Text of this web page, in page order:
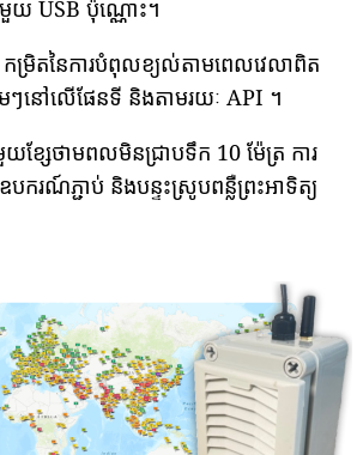
មួយ USB ប៉ុណ្ណោះ។
ម្រិតនៃការបំពុលខ្យល់តាមពេលវេលាពិត
មៗនៅលើផែនទី និងតាមរយៈ API ។
យខ្សែថាមពលមិនជ្រាបទឹក 10 ម៉ែត្រ ការ
ករណ៍ភ្ជាប់ និងបន្ទះស្រូបពន្លឺព្រះអាទិត្យ